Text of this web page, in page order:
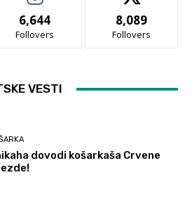
6,644
Follovers
8,089
Follovers
VESTI
dovodi košarkaša Crvene